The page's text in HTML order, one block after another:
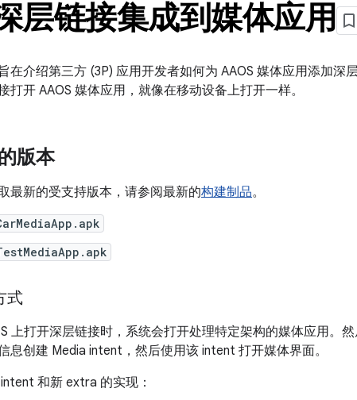
层链接集成到媒体应用
在介绍第三方 (3P) 应用开发者如何为 AAOS 媒体应用添加深
打开 AAOS 媒体应用，就像在移动设备上打开一样。
版本
最新的受支持版本，请参阅最新的构建制品。
式
上打开深层链接时，系统会打开处理特定架构的媒体应用。
息创建 Media intent，然后使用该 intent 打开媒体界面。
和新 extra 的实现：